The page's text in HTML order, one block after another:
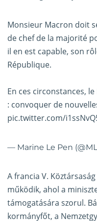
Monsieur Macron doit
de chef de la majorité
il en est capable, son
République.
En ces circonstances,
: convoquer de
pic.twitter.com/
— Marine Le Pen
A francia V.
működik, ahol a
támogatására szorul.
kormányfőt, a